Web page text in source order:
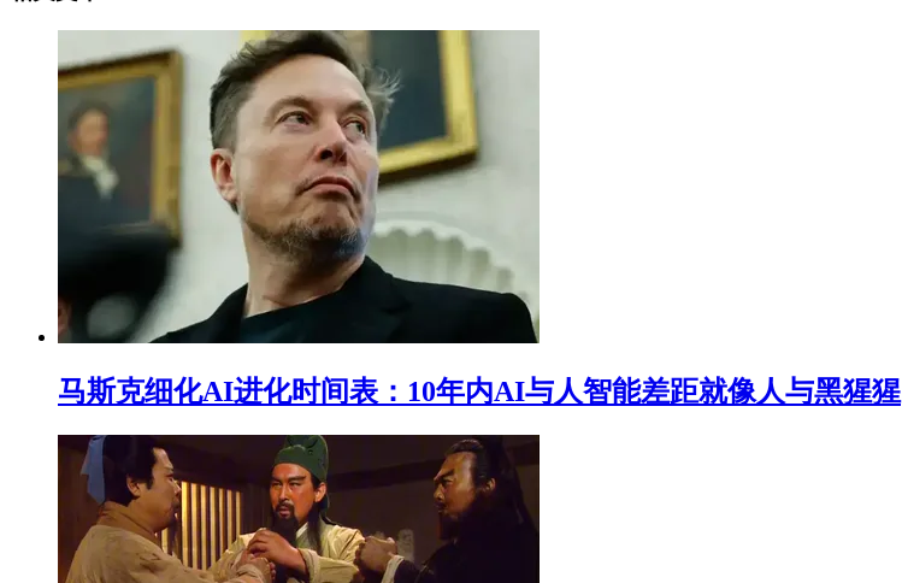
马斯克细化AI进化时间表：10年内AI与人智能差距就像人与黑猩猩